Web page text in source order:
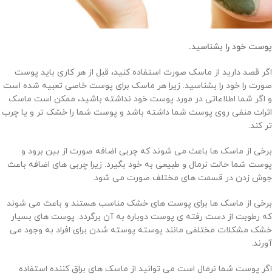
پوست خود را بشناسید.
اگر قصد دارید از ماسک صورت استفاده کنید، قبل از هر کاری باید پوست
صورت را خود را بشناسید. زیرا هر ماسک برای پوست خاصی تعبیه شده است
و اگر شما اطلاعاتی در مورد پوست خود نداشته باشید، ممکن است ماسک
اثرات منفی روی پوست شما داشته باشد و پوست شما را خشک تر و یا چرب
تر کند.
برخی از ماسک ها باعث می شوند که چربی اضافه صورت از بین برود و
پوست شما حالت نرمال و طبیعی به خود بگیرد. زیرا چربی های اضافه باعث
جوش زدن در قسمت های مختلف صورت می شود.
برخی از ماسک ها برای پوست های خشک مناسب هستند و باعث می شوند
که رطوبت از دست رفته ی پوست دوباره به آن برگردد. پوست های بسیار
خشک مشکلات مختلفی مانند پوسته پوسته شدن برای افراد به وجود می
آورند.
اگر پوست شما نرمال است می توانید از ماسک های براق کننده استفاده